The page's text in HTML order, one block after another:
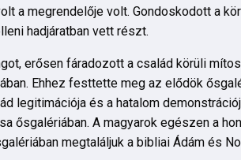
a megrendelője volt. Gondoskodott a
hadjáratban vett részt.
erősen fáradozott a család körüli
Ehhez festtette meg az elődök
legitimációja és a hatalom
ősgalériában. A magyarok egészen a
megtaláljuk a bibliai Ádám és